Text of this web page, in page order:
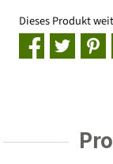
Dieses Produkt